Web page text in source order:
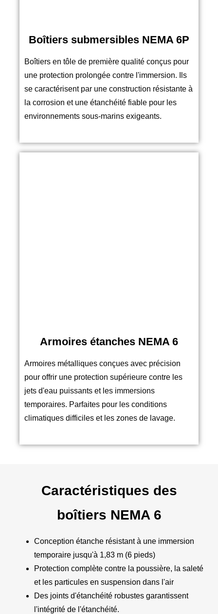
Boîtiers submersibles NEMA 6P
Boîtiers en tôle de première qualité conçus pour
une protection prolongée contre l'immersion. Ils
se caractérisent par une construction résistante à
la corrosion et une étanchéité fiable pour les
environnements sous-marins exigeants.
Armoires étanches NEMA 6
Armoires métalliques conçues avec précision
pour offrir une protection supérieure contre les
jets d'eau puissants et les immersions
temporaires. Parfaites pour les conditions
climatiques difficiles et les zones de lavage.
Caractéristiques des
boîtiers NEMA 6
Conception étanche résistant à une immersion
temporaire jusqu'à 1,83 m (6 pieds)
Protection complète contre la poussière, la saleté
et les particules en suspension dans l'air
Des joints d'étanchéité robustes garantissent
l'intégrité de l'étanchéité.